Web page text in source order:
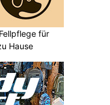
für
Hause